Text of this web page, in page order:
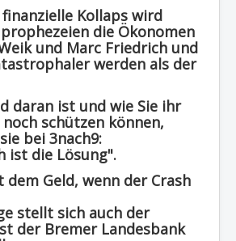
Kollaps wird
die Ökonomen
und Marc Friedrich und
werden als der
daran ist und wie Sie ihr
schützen können,
bei 3nach9:
ist die Lösung".
Geld, wenn der Crash
stellt sich auch der
der Bremer Landesbank